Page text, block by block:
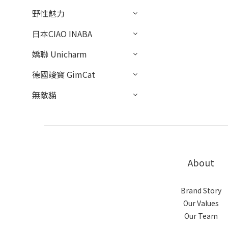
野性魅力
日本CIAO INABA
嬌聯 Unicharm
德國竣寶 GimCat
無敵貓
About
Brand Story
Our Values
Our Team